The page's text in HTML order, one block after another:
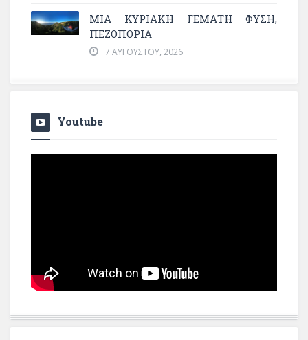
ΜΙΑ ΚΥΡΙΑΚΉ ΓΕΜΆΤΗ ΦΎΣΗ,
ΠΕΖΟΠΟΡΊΑ
7 ΑΥΓΟΎΣΤΟΥ, 2026
Youtube